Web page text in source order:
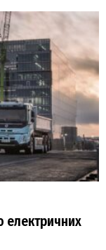
електричних